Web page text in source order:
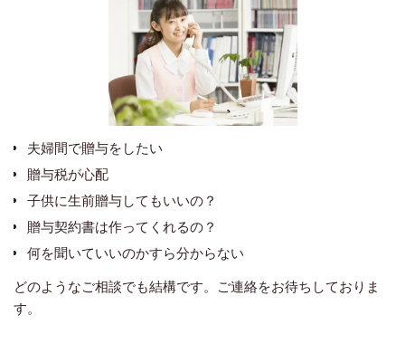
夫婦間で贈与をしたい
贈与税が心配
子供に生前贈与してもいいの？
贈与契約書は作ってくれるの？
何を聞いていいのかすら分からない
どのようなご相談でも結構です。ご連絡をお待ちしておりま
す。